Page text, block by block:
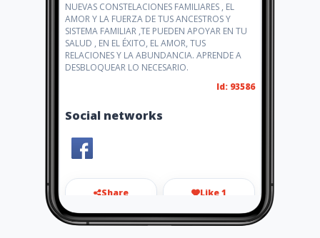
NUEVAS CONSTELACIONES FAMILIARES , EL
AMOR Y LA FUERZA DE TUS ANCESTROS Y
SISTEMA FAMILIAR ,TE PUEDEN APOYAR EN TU
SALUD , EN EL ÉXITO, EL AMOR, TUS
RELACIONES Y LA ABUNDANCIA. APRENDE A
DESBLOQUEAR LO NECESARIO.
Id: 93586
Social networks
Share Like 1